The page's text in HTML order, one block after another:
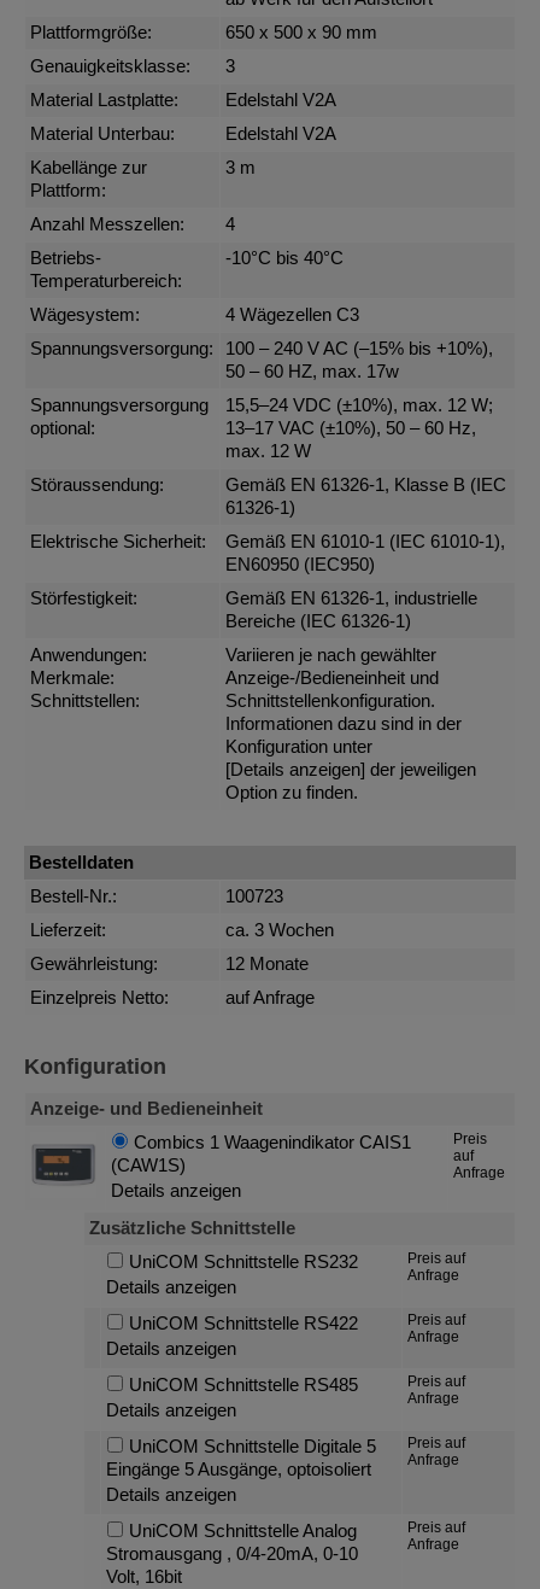
Plattformgröße:
650 x 500 x 90 mm
Genauigkeitsklasse:
3
Material Lastplatte:
Edelstahl V2A
Material Unterbau:
Edelstahl V2A
Kabellänge zur
Plattform:
3 m
Anzahl Messzellen:
4
Betriebs-
Temperaturbereich:
-10°C bis 40°C
Wägesystem:
4 Wägezellen C3
Spannungsversorgung:
100 – 240 V AC (–15% bis +10%),
50 – 60 HZ, max. 17w
Spannungsversorgung
optional:
15,5–24 VDC (±10%), max. 12 W;
13–17 VAC (±10%), 50 – 60 Hz,
max. 12 W
Störaussendung:
Gemäß EN 61326-1, Klasse B (IEC
61326-1)
Elektrische Sicherheit:
Gemäß EN 61010-1 (IEC 61010-1),
EN60950 (IEC950)
Störfestigkeit:
Gemäß EN 61326-1, industrielle
Bereiche (IEC 61326-1)
Anwendungen:
Merkmale:
Schnittstellen:
Variieren je nach gewählter
Anzeige-/Bedieneinheit und
Schnittstellenkonfiguration.
Informationen dazu sind in der
Konfiguration unter
[Details anzeigen] der jeweiligen
Option zu finden.
Bestelldaten
Bestell-Nr.:
100723
Lieferzeit:
ca. 3 Wochen
Gewährleistung:
12 Monate
Einzelpreis Netto:
auf Anfrage
Konfiguration
Anzeige- und Bedieneinheit
Combics 1 Waagenindikator CAIS1
(CAW1S)
Details anzeigen
Preis
auf
Anfrage
Zusätzliche Schnittstelle
UniCOM Schnittstelle RS232
Details anzeigen
Preis auf
Anfrage
UniCOM Schnittstelle RS422
Details anzeigen
Preis auf
Anfrage
UniCOM Schnittstelle RS485
Details anzeigen
Preis auf
Anfrage
UniCOM Schnittstelle Digitale 5
Eingänge 5 Ausgänge, optoisoliert
Details anzeigen
Preis auf
Anfrage
UniCOM Schnittstelle Analog
Stromausgang , 0/4-20mA, 0-10
Volt, 16bit
Preis auf
Anfrage